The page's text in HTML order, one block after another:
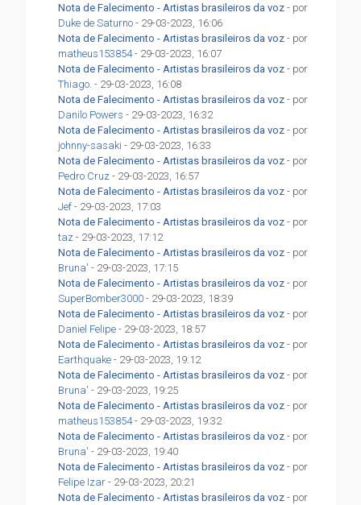
Nota de Falecimento - Artistas brasileiros da voz - por
Duke de Saturno - 29-03-2023, 16:06
Nota de Falecimento - Artistas brasileiros da voz - por
matheus153854- 29-03-2023, 16:07
Nota de Falecimento - Artistas brasileiros da voz - por
Thiago. - 29-03-2023, 16:08
Nota de Falecimento - Artistas brasileiros da voz - por
Danilo Powers - 29-03-2023, 16:32
Nota de Falecimento - Artistas brasileiros da voz - por
johnny-sasaki - 29-03-2023, 16:33
Nota de Falecimento - Artistas brasileiros da voz - por
Pedro Cruz - 29-03-2023, 16:57
Nota de Falecimento - Artistas brasileiros da voz - por
Jef - 29-03-2023, 17:03
Nota de Falecimento - Artistas brasileiros da voz - por
taz - 29-03-2023, 17:12
Nota de Falecimento - Artistas brasileiros da voz - por
Bruna' - 29-03-2023, 17:15
Nota de Falecimento - Artistas brasileiros da voz - por
SuperBomber3000 - 29-03-2023, 18:39
Nota de Falecimento - Artistas brasileiros da voz - por
Daniel Felipe - 29-03-2023, 18:57
Nota de Falecimento - Artistas brasileiros da voz - por
Earthquake - 29-03-2023, 19:12
Nota de Falecimento - Artistas brasileiros da voz - por
Bruna' - 29-03-2023, 19:25
Nota de Falecimento - Artistas brasileiros da voz - por
matheus153854- 29-03-2023, 19:32
Nota de Falecimento - Artistas brasileiros da voz - por
Bruna' - 29-03-2023, 19:40
Nota de Falecimento - Artistas brasileiros da voz - por
Felipe Izar - 29-03-2023, 20:21
Nota de Falecimento - Artistas brasileiros da voz - por